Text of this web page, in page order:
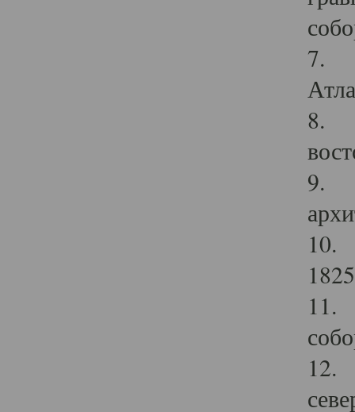
7.
8.
9.
10.
11.
12.